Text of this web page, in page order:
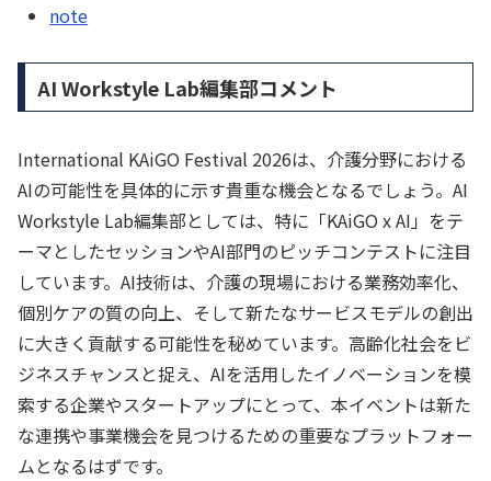
note
AI Workstyle Lab編集部コメント
International KAiGO Festival 2026は、介護分野における
AIの可能性を具体的に示す貴重な機会となるでしょう。AI
Workstyle Lab編集部としては、特に「KAiGO x AI」をテ
ーマとしたセッションやAI部門のピッチコンテストに注目
しています。AI技術は、介護の現場における業務効率化、
個別ケアの質の向上、そして新たなサービスモデルの創出
に大きく貢献する可能性を秘めています。高齢化社会をビ
ジネスチャンスと捉え、AIを活用したイノベーションを模
索する企業やスタートアップにとって、本イベントは新た
な連携や事業機会を見つけるための重要なプラットフォー
ムとなるはずです。